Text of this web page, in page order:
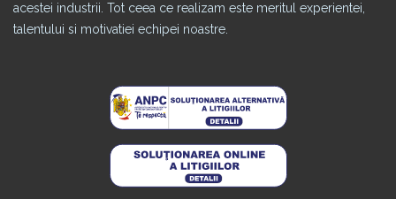
acestei industrii. Tot ceea ce realizam este meritul experientei,
talentului si motivatiei echipei noastre.